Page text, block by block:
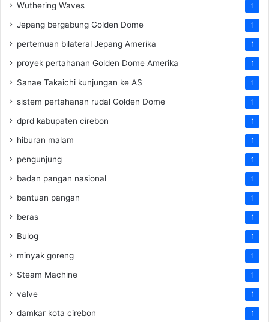
Wuthering Waves 1
Jepang bergabung Golden Dome 1
pertemuan bilateral Jepang Amerika 1
proyek pertahanan Golden Dome Amerika 1
Sanae Takaichi kunjungan ke AS 1
sistem pertahanan rudal Golden Dome 1
dprd kabupaten cirebon 1
hiburan malam 1
pengunjung 1
badan pangan nasional 1
bantuan pangan 1
beras 1
Bulog 1
minyak goreng 1
Steam Machine 1
valve 1
damkar kota cirebon 1